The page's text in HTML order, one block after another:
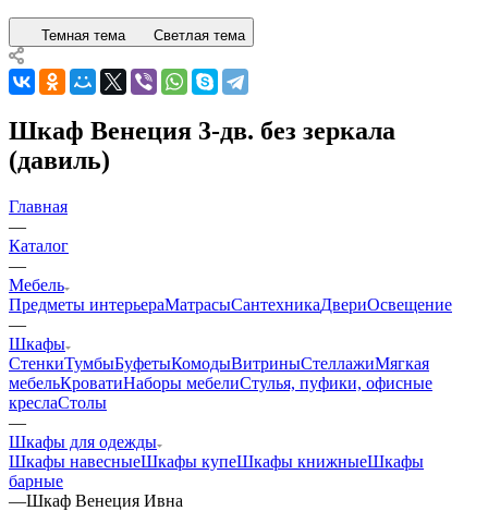
Темная тема Светлая тема
Шкаф Венеция 3-дв. без зеркала
(давиль)
Главная
—
Каталог
—
Мебель
Предметы интерьераМатрасыСантехникаДвериОсвещение
—
Шкафы
СтенкиТумбыБуфетыКомодыВитриныСтеллажиМягкая
мебельКроватиНаборы мебелиСтулья, пуфики, офисные
креслаСтолы
—
Шкафы для одежды
Шкафы навесныеШкафы купеШкафы книжныеШкафы
барные
—Шкаф Венеция Ивна